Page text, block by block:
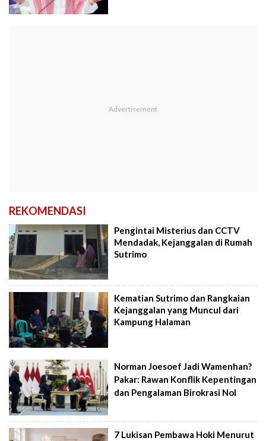
REKOMENDASI
Pengintai Misterius dan CCTV
Mendadak, Kejanggalan di Rumah
Sutrimo
Kematian Sutrimo dan Rangkaian
Kejanggalan yang Muncul dari
Kampung Halaman
Norman Joesoef Jadi Wamenhan?
Pakar: Rawan Konflik Kepentingan
dan Pengalaman Birokrasi Nol
7 Lukisan Pembawa Hoki Menurut